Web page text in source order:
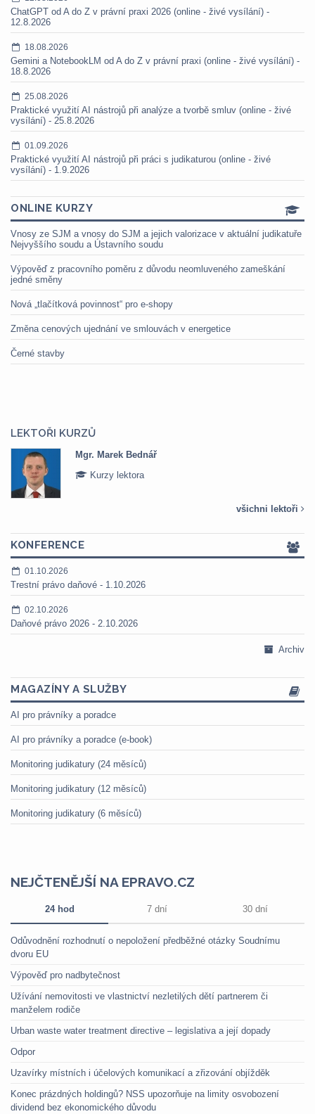
ChatGPT od A do Z v právní praxi 2026 (online - živé vysílání) -
12.8.2026
18.08.2026
Gemini a NotebookLM od A do Z v právní praxi (online - živé vysílání) -
18.8.2026
25.08.2026
Praktické využití AI nástrojů při analýze a tvorbě smluv (online - živé
vysílání) - 25.8.2026
01.09.2026
Praktické využití AI nástrojů při práci s judikaturou (online - živé
vysílání) - 1.9.2026
ONLINE KURZY
Vnosy ze SJM a vnosy do SJM a jejich valorizace v aktuální judikatuře
Nejvyššího soudu a Ústavního soudu
Výpověď z pracovního poměru z důvodu neomluveného zameškání
jedné směny
Nová „tlačítková povinnost“ pro e-shopy
Změna cenových ujednání ve smlouvách v energetice
Černé stavby
LEKTOŘI KURZŮ
Mgr. Marek Bednář
Kurzy lektora
všichni lektoři
KONFERENCE
01.10.2026
Trestní právo daňové - 1.10.2026
02.10.2026
Daňové právo 2026 - 2.10.2026
Archiv
MAGAZÍNY A SLUŽBY
AI pro právníky a poradce
AI pro právníky a poradce (e-book)
Monitoring judikatury (24 měsíců)
Monitoring judikatury (12 měsíců)
Monitoring judikatury (6 měsíců)
NEJČTENĚJŠÍ NA EPRAVO.CZ
24 hod 7 dní 30 dní
Odůvodnění rozhodnutí o nepoložení předběžné otázky Soudnímu
dvoru EU
Výpověď pro nadbytečnost
Užívání nemovitosti ve vlastnictví nezletilých dětí partnerem či
manželem rodiče
Urban waste water treatment directive – legislativa a její dopady
Odpor
Uzavírky místních i účelových komunikací a zřizování objížděk
Konec prázdných holdingů? NSS upozorňuje na limity osvobození
dividend bez ekonomického důvodu